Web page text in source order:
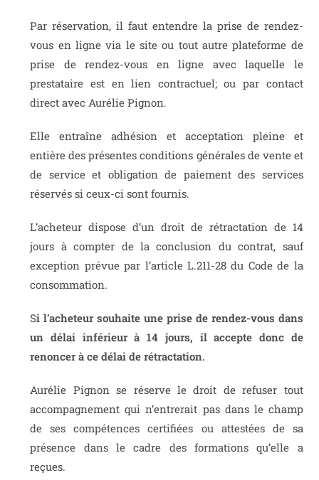
Par réservation, il faut entendre la prise de rendez-
vous en ligne via le site ou tout autre plateforme de
prise de rendez-vous en ligne avec laquelle le
prestataire est en lien contractuel; ou par contact
direct avec Aurélie Pignon.
Elle entraîne adhésion et acceptation pleine et
entière des présentes conditions générales de vente et
de service et obligation de paiement des services
réservés si ceux-ci sont fournis.
L’acheteur dispose d’un droit de rétractation de 14
jours à compter de la conclusion du contrat, sauf
exception prévue par l’article L.211-28 du Code de la
consommation.
Si l’acheteur souhaite une prise de rendez-vous dans
un délai inférieur à 14 jours, il accepte donc de
renoncer à ce délai de rétractation.
Aurélie Pignon se réserve le droit de refuser tout
accompagnement qui n’entrerait pas dans le champ
de ses compétences certifiées ou attestées de sa
présence dans le cadre des formations qu’elle a
reçues.